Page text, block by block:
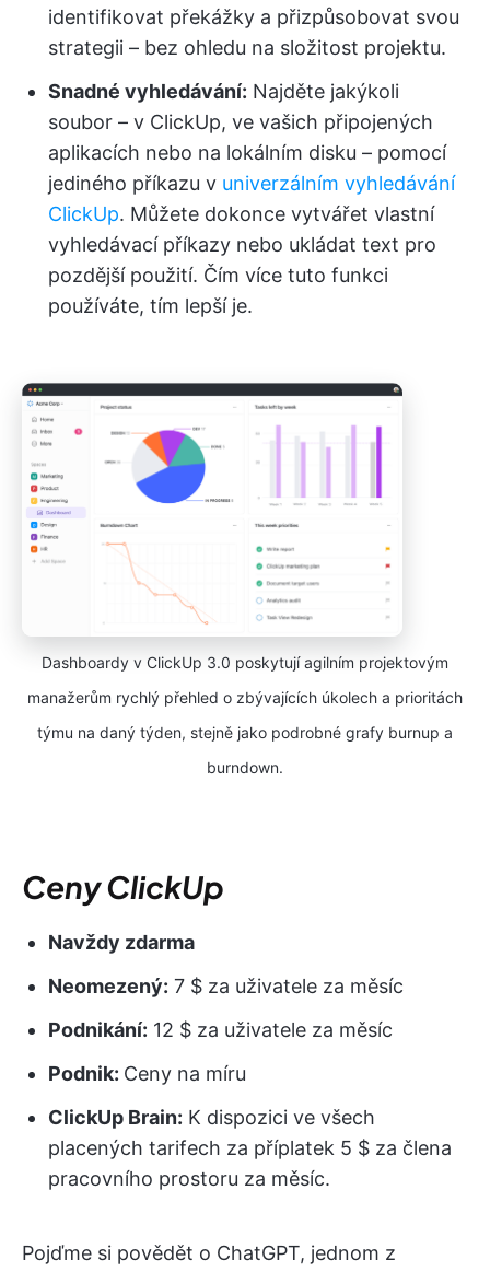
identifikovat překážky a přizpůsobovat svou
strategii – bez ohledu na složitost projektu.
Snadné vyhledávání: Najděte jakýkoli
soubor – v ClickUp, ve vašich připojených
aplikacích nebo na lokálním disku – pomocí
jediného příkazu v univerzálním vyhledávání
ClickUp. Můžete dokonce vytvářet vlastní
vyhledávací příkazy nebo ukládat text pro
pozdější použití. Čím více tuto funkci
používáte, tím lepší je.
Dashboardy v ClickUp 3.0 poskytují agilním projektovým
manažerům rychlý přehled o zbývajících úkolech a prioritách
týmu na daný týden, stejně jako podrobné grafy burnup a
burndown.
Ceny ClickUp
Navždy zdarma
Neomezený: 7 $ za uživatele za měsíc
Podnikání: 12 $ za uživatele za měsíc
Podnik: Ceny na míru
ClickUp Brain: K dispozici ve všech
placených tarifech za příplatek 5 $ za člena
pracovního prostoru za měsíc.
Pojďme si povědět o ChatGPT, jednom z